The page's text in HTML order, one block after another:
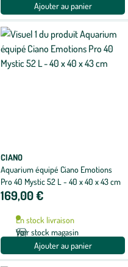
Ajouter au panier
CIANO
Aquarium équipé Ciano Emotions
Pro 40 Mystic 52 L - 40 x 40 x 43 cm
169,00 €
En stock livraison
Voir stock magasin
Ajouter au panier